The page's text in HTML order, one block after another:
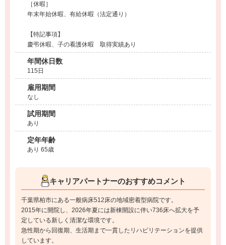
［休暇］
年末年始休暇、有給休暇（法定通り）
【特記事項】
慶弔休暇、子の看護休暇 取得実績あり
年間休日数
115日
雇用期間
なし
試用期間
あり
定年年齢
あり 65歳
キャリアパートナーのおすすめコメント
千葉県柏市にある一般病床512床の地域密着型病院です。
2015年に開院し、2026年夏には新棟開設に伴い736床へ拡大を予
定している新しく清潔な環境です。
急性期から回復期、生活期まで一貫したリハビリテーションを提供
しています。